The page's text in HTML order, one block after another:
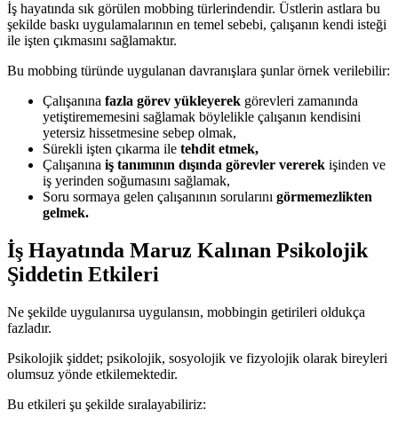
İş hayatında sık görülen mobbing türlerindendir. Üstlerin astlara bu
şekilde baskı uygulamalarının en temel sebebi, çalışanın kendi isteği
ile işten çıkmasını sağlamaktır.
Bu mobbing türünde uygulanan davranışlara şunlar örnek verilebilir:
Çalışanına fazla görev yükleyerek görevleri zamanında
yetiştirememesini sağlamak böylelikle çalışanın kendisini
yetersiz hissetmesine sebep olmak,
Sürekli işten çıkarma ile tehdit etmek,
Çalışanına iş tanımının dışında görevler vererek işinden ve
iş yerinden soğumasını sağlamak,
Soru sormaya gelen çalışanının sorularını görmemezlikten
gelmek.
İş Hayatında Maruz Kalınan Psikolojik
Şiddetin Etkileri
Ne şekilde uygulanırsa uygulansın, mobbingin getirileri oldukça
fazladır.
Psikolojik şiddet; psikolojik, sosyolojik ve fizyolojik olarak bireyleri
olumsuz yönde etkilemektedir.
Bu etkileri şu şekilde sıralayabiliriz: